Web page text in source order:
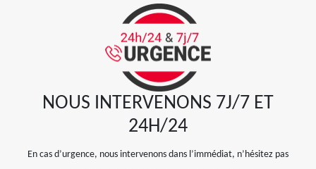
NOUS INTERVENONS 7J/7 ET
24H/24
En cas d’urgence, nous intervenons dans l’immédiat, n’hésitez pas